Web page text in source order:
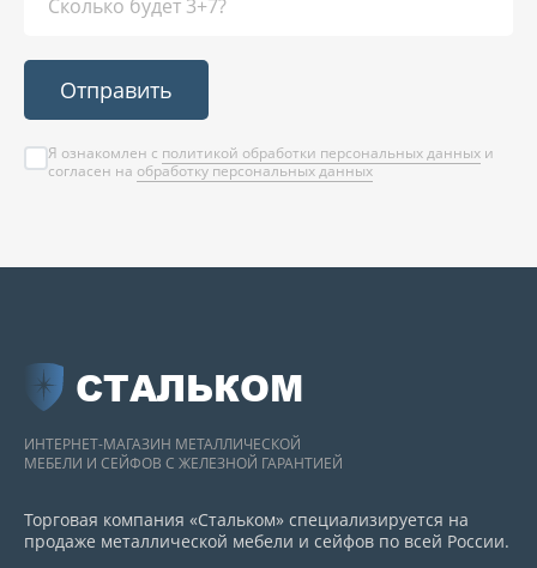
Отправить
Я ознакомлен с политикой обработки персональных данных и
согласен на обработку персональных данных
СТАЛЬКОМ
ИНТЕРНЕТ-МАГАЗИН МЕТАЛЛИЧЕСКОЙ
МЕБЕЛИ И СЕЙФОВ С ЖЕЛЕЗНОЙ ГАРАНТИЕЙ
Торговая компания «Стальком» специализируется на
продаже металлической мебели и сейфов по всей России.